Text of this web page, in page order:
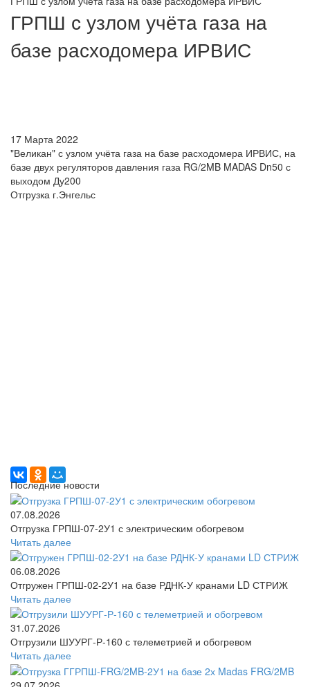
ГРПШ с узлом учёта газа на
базе расходомера ИРВИС
17 Марта 2022
"Великан" с узлом учёта газа на базе расходомера ИРВИС, на
базе двух регуляторов давления газа RG/2MB MADAS Dn50 с
выходом Ду200
Отгрузка г.Энгельс
Последние новости
07.08.2026
Отгрузка ГРПШ-07-2У1 с электрическим обогревом
Читать далее
06.08.2026
Отгружен ГРПШ-02-2У1 на базе РДНК-У кранами LD СТРИЖ
Читать далее
31.07.2026
Отгрузили ШУУРГ‑Р‑160 с телеметрией и обогревом
Читать далее